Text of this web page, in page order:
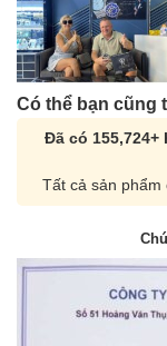
Có thể bạn cũng
Đã có 155,724+
Tất cả sản phẩm